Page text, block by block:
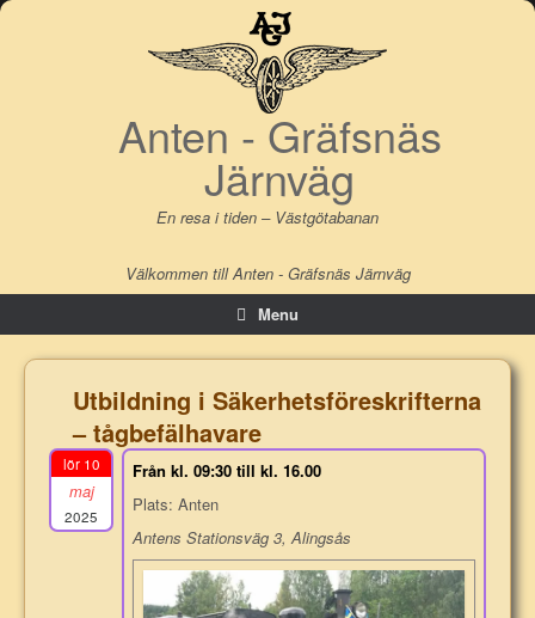
Skip
Anten - Gräfsnäs
Järnväg
En resa i tiden – Västgötabanan
Välkommen till Anten - Gräfsnäs Järnväg
Menu
Utbildning i Säkerhetsföreskrifterna
– tågbefälhavare
lör 10
maj
2025
Från kl. 09:30 till kl. 16.00
Plats: Anten
Antens Stationsväg 3, Alingsås